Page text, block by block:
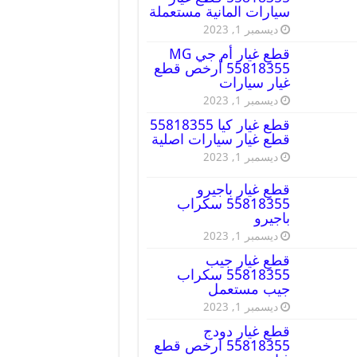
سيارات المانية مستعملة
ديسمبر 1, 2023
قطع غيار أم جي MG
55818355 أرخص قطع
غيار سيارات
ديسمبر 1, 2023
قطع غيار كيا 55818355
قطع غيار سيارات اصلية
ديسمبر 1, 2023
قطع غيار باجيرو
55818355 سكراب
باجيرو
ديسمبر 1, 2023
قطع غيار جيب
55818355 سكراب
جيب مستعمل
ديسمبر 1, 2023
قطع غيار دودج
55818355 ارخص قطع